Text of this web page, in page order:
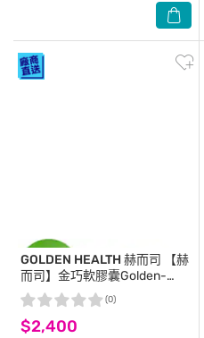
GOLDEN HEALTH 赫而司
【赫
而司】金巧軟膠囊Golden-
DHA藻油(升級版DHA+磷脂絲
胺酸PS)(60顆x2罐)
$2,400
(0)